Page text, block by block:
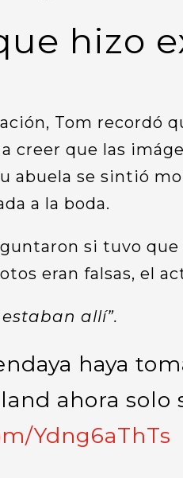
hizo
Tom recordó
creer que las
abuela se sintió
a la boda.
si tuvo que
eran falsas, el
allí”.
haya
ahora solo
Ydng6aThTs